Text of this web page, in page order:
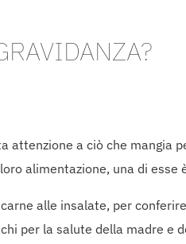
a ciò che mangia
alimentazione, una di
alle insalate, per
per la salute della madre e